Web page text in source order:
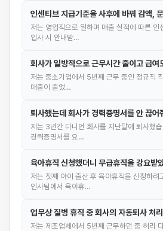
인센티브 지급기준을 사후에 바꿔 감액,
저는 영업직으로 일하며 매출 실적에 따른 인
입사 시 안내받…
회사가 일방적으로 근무시간 줄이고 급여
저는 중소기업에서 5년째 근무 중인 정규직
매출이 줄었…
퇴사했는데 회사가 경력증명서를 안 끊어
저는 3년간 다니던 회사를 지난달에 퇴사했
경력증명서를 요…
육아휴직 신청했더니 무급휴직을 강요받
저는 첫째 아이 출산 후 육아휴직을 신청하려
인사팀에서 육아휴…
업무상 질병 휴직 중 회사의 자동퇴사 처
저는 제조업체에서 5년째 근무하던 중 허리